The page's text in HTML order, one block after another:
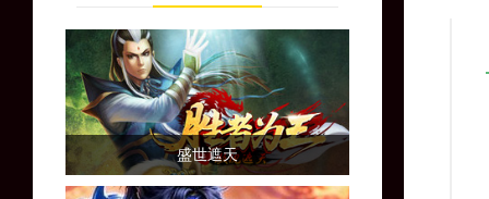
盛世遮天